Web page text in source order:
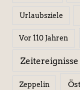
Urlaubsziele
Vor 110 Jahren
Zeitereignisse
Zeppelin